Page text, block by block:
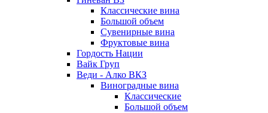
Классические вина
Большой объем
Сувенирные вина
Фруктовые вина
Гордость Нации
Вайк Груп
Веди - Алко ВКЗ
Виноградные вина
Классические
Большой объем